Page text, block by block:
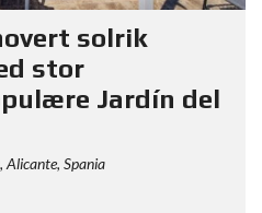
solrik
stor
Jardín del
Spania